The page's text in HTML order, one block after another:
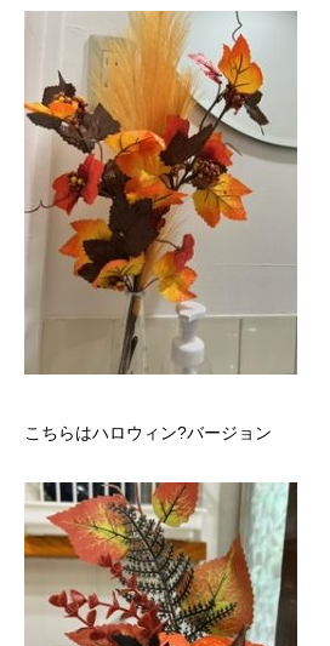
こちらはハロウィン?バージョン